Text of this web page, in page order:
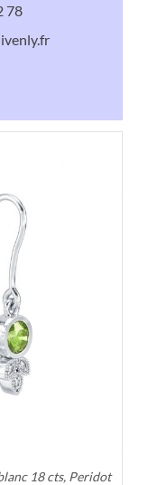
78
18 cts, Peridot